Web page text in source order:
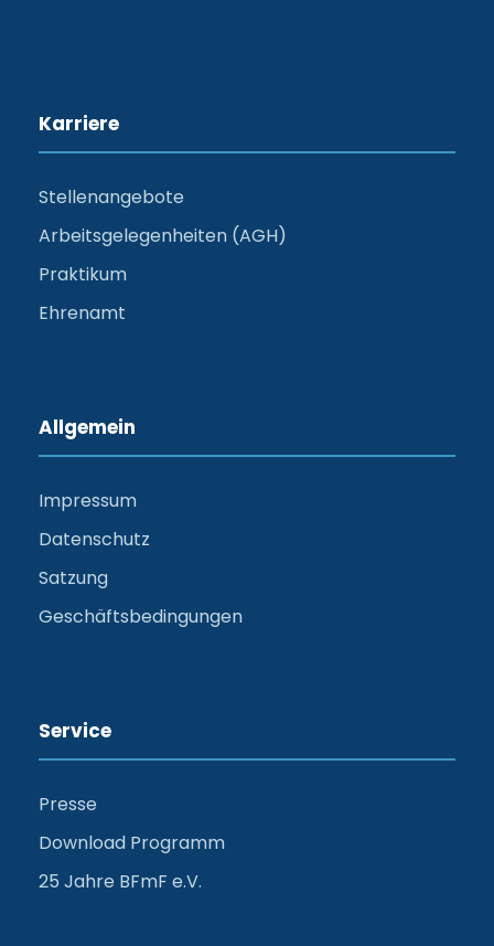
Karriere
Stellenangebote
Arbeitsgelegenheiten (AGH)
Praktikum
Ehrenamt
Allgemein
Impressum
Datenschutz
Satzung
Geschäftsbedingungen
Service
Presse
Download Programm
25 Jahre BFmF e.V.